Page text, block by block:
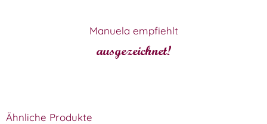
Manuela empfiehlt
ausgezeichnet!
Ähnliche Produkte